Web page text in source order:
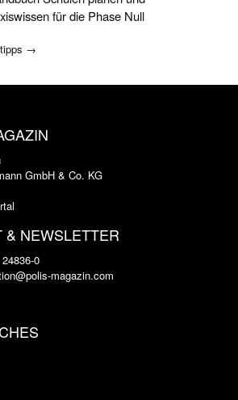
für die Phase Null
→
GmbH & Co. KG
& NEWSLETTER
0
magazin.com